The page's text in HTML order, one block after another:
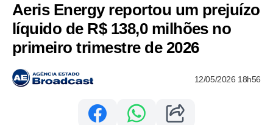
Aeris Energy reportou um prejuízo
líquido de R$ 138,0 milhões no
primeiro trimestre de 2026
12/05/2026 18h56